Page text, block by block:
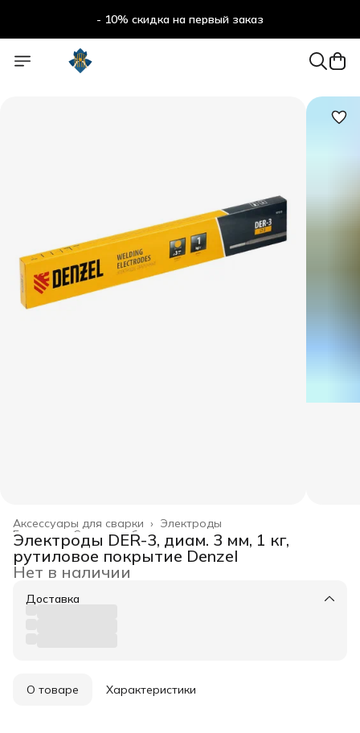
- 10% скидка на первый заказ
Электроды
Аксессуары для сварки ›
Силовое оборудование ›
Главная ›
Электроды DER-3, диам. 3 мм, 1 кг,
рутиловое покрытие Denzel
Нет в наличии
Доставка
О товаре Характеристики